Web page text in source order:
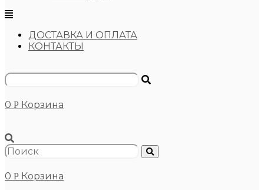
ДОСТАВКА И ОПЛАТА
КОНТАКТЫ
0 Р Корзина
0 Р Корзина